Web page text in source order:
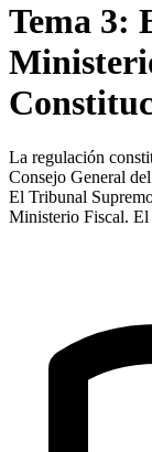
Tema 3:
La regulación
Consejo General
El Tribunal
Ministerio Fiscal.